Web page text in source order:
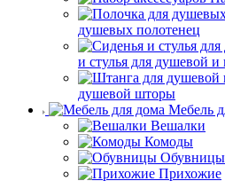
душевых полотенец
и стулья для душевой
душевой шторы
Мебель
Вешалки
Комоды
Обувницы
Прихожие